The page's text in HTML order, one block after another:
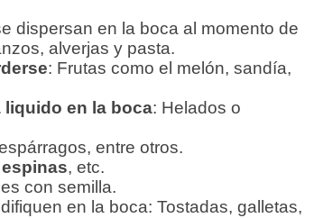
dispersan en la boca al momento de
alverjas y pasta.
: Frutas como el melón, sandía,
en la boca: Helados o
entre otros.
, etc.
con semilla.
en la boca: Tostadas, galletas,